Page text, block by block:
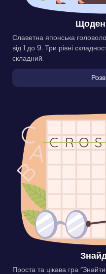
Славетна японська
від 1 до 9. Три рівні
складний.
Проста та цікава гра